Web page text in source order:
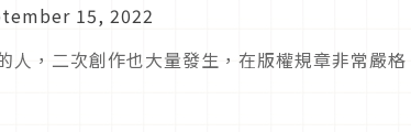
15, 2022
人，二次創作也大量發生，在版權規章非常嚴格